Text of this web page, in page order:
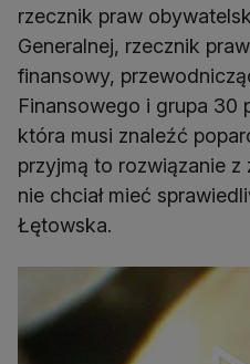
rzecznik praw
Generalnej, rzecznik
finansowy,
Finansowego i grupa 30
która musi znaleźć
przyjmą to rozwiązanie
nie chciał mieć
Łętowska.